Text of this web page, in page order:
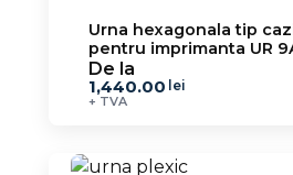
Urna hexagonala tip
pentru imprimanta UR
De la
1,440.00 lei
+ TVA